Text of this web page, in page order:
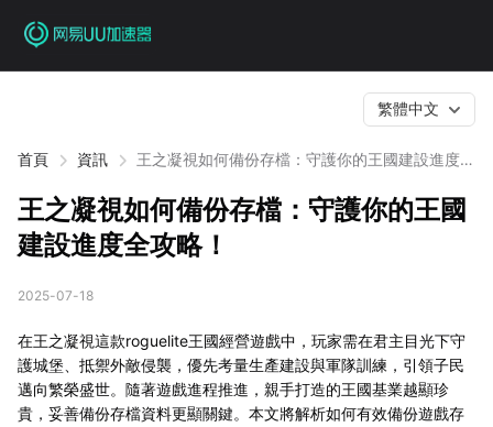
首頁 資訊
王之凝視如何備份存檔：守護你的王國建設進度全
繁體中文
王之凝視如何備份存檔：守護你的王國
建設進度全攻略！
2025-07-18
在王之凝視這款roguelite王國經營遊戲中，玩家需在君主目光下守
護城堡、抵禦外敵侵襲，優先考量生產建設與軍隊訓練，引領子民
邁向繁榮盛世。隨著遊戲進程推進，親手打造的王國基業越顯珍
貴，妥善備份存檔資料更顯關鍵。本文將解析如何有效備份遊戲存